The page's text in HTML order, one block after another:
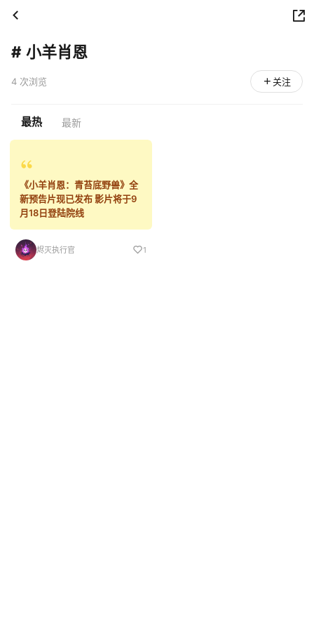
# 小羊肖恩
4 次浏览 关注
最热 最新
《小羊肖恩：青苔底野兽》全
新预告片现已发布 影片将于9
月18日登陆院线
烬灭执行官 1